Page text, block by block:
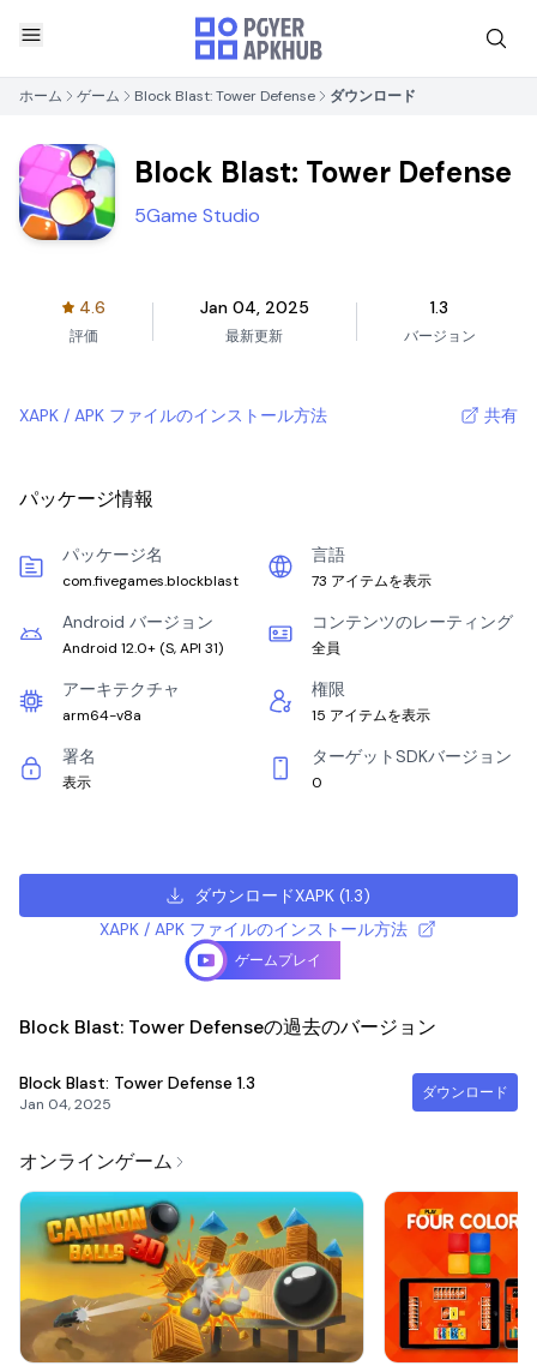
ホーム ゲーム Block Blast: Tower Defense ダウンロード
Block Blast: Tower Defense
5Game Studio
4.6
評価
Jan 04, 2025
最新更新
1.3
バージョン
XAPK / APK ファイルのインストール方法 共有
パッケージ情報
パッケージ名
com.fivegames.blockblast
言語
73 アイテムを表示
Android バージョン
Android 12.0+ (S, API 31)
コンテンツのレーティング
全員
アーキテクチャ
arm64-v8a
権限
15 アイテムを表示
署名
表示
ターゲットSDKバージョン
0
ダウンロードXAPK (1.3)
XAPK / APK ファイルのインストール方法
ゲームプレイ
Block Blast: Tower Defenseの過去のバージョン
Block Blast: Tower Defense 1.3
Jan 04, 2025
ダウンロード
オンラインゲーム